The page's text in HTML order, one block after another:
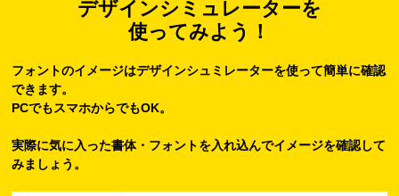
デザインシミュレーターを
使ってみよう！
フォントのイメージはデザインシュミレーターを使って簡単に確認
できます。
PCでもスマホからでもOK。
実際に気に入った書体・フォントを入れ込んでイメージを確認して
みましょう。